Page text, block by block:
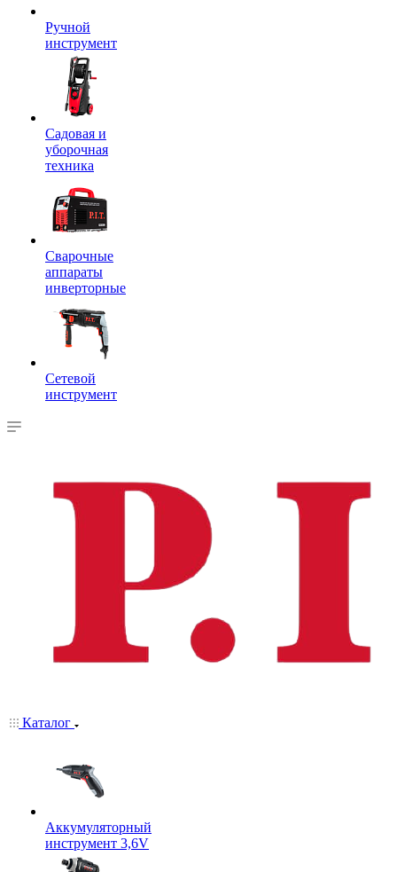
Ручной
инструмент
Садовая и
уборочная
техника
Сварочные
аппараты
инверторные
Сетевой
инструмент
Каталог
Аккумуляторный
инструмент 3,6V